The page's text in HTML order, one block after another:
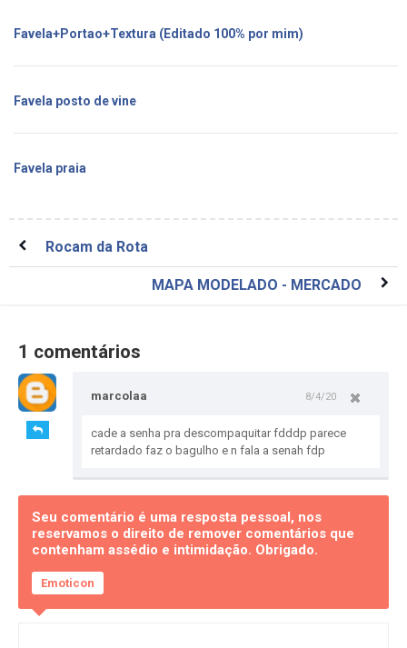
Favela+Portao+Textura (Editado 100% por mim)
Favela posto de vine
Favela praia
Rocam da Rota
MAPA MODELADO - MERCADO
1 comentários
marcolaa 8/4/20
cade a senha pra descompaquitar fdddp parece
retardado faz o bagulho e n fala a senah fdp
Seu comentário é uma resposta pessoal, nos
reservamos o direito de remover comentários que
contenham assédio e intimidação. Obrigado.
Emoticon